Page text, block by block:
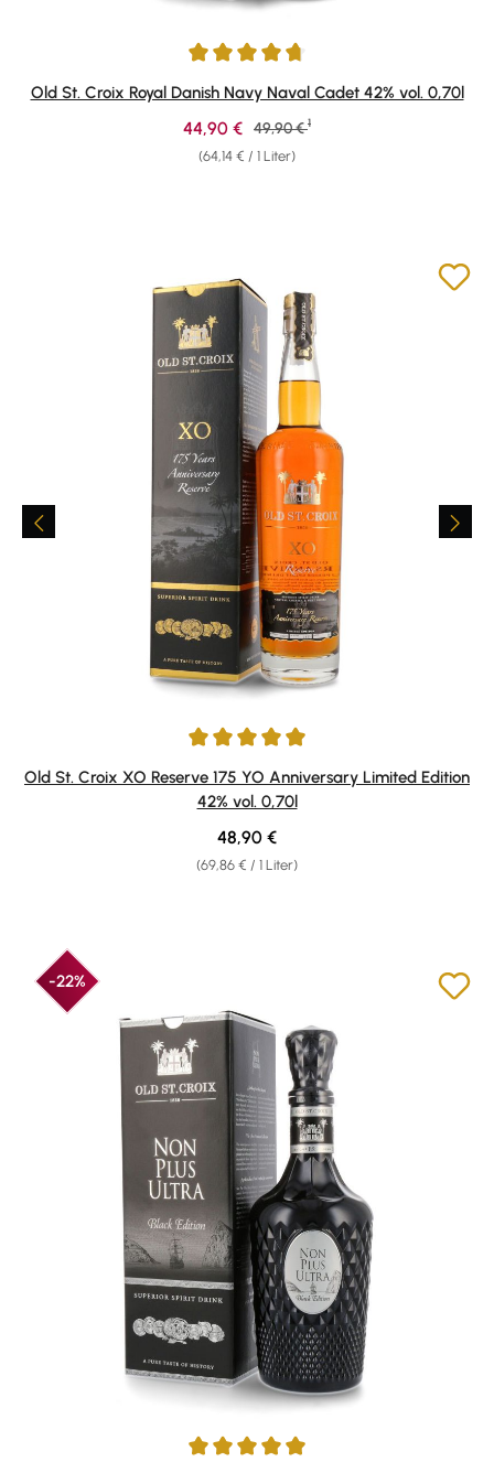
Durchschnittliche Bewertung von 4.74 von 5 Sternen
Old St. Croix Royal Danish Navy Naval Cadet 42% vol. 0,70l
(64,14 € / 1 Liter)
Verkaufspreis:
44,90 € Regulärer Preis:
49,90 € 1
Durchschnittliche Bewertung von 4.92 von 5 Sternen
Old St. Croix XO Reserve 175 YO Anniversary Limited Edition
42% vol. 0,70l
(69,86 € / 1 Liter)
Regulärer Preis:
48,90 €
-22%